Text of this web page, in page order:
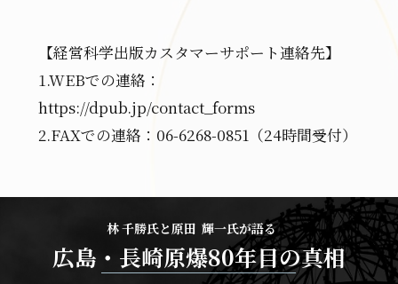
【経営科学出版カスタマーサポート連絡先】
1.WEBでの連絡：
https://dpub.jp/contact_forms
2.FAXでの連絡：06-6268-0851（24時間受付）
林 千勝氏と原田 輝一氏が語る
広島・長崎原爆80年目の真相